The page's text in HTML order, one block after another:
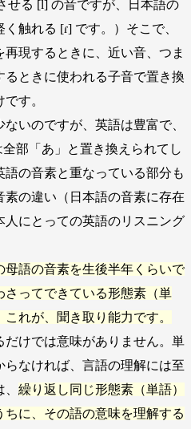
せる [l] の音ですが、日本語の
触れる [ɾ] です。）そこで、
現するときに、近い音、つま
るときに使われる子音で置き換
す。
いのですが、英語は豊富で、
部「あ」と置き換えられてし
語の音素と重なっている部分も
の違い（日本語の音素に存在
人にとっての英語のリスニング
語の音素を生後半年くらいで
ってできている形態素（単
れが、聞き取り能力です。
けでは意味がありません。単
なければ、言語の理解には至
繰り返し同じ形態素（単語）
に、その語の意味を理解する